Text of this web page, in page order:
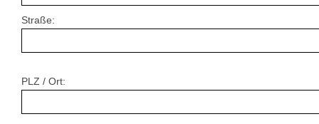
Straße:
PLZ / Ort: